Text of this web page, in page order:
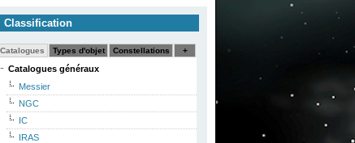
Classification
Catalogues Types d'objet Constellations +
Catalogues généraux
Messier
NGC
IC
IRAS